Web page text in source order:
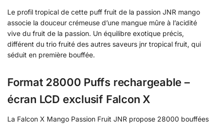
Le profil tropical de cette puff fruit de la passion JNR mango
associe la douceur crémeuse d’une mangue mûre à l’acidité
vive du fruit de la passion. Un équilibre exotique précis,
différent du trio fruité des autres saveurs jnr tropical fruit, qui
séduit en première bouffée.
Format 28000 Puffs rechargeable –
écran LCD exclusif Falcon X
La Falcon X Mango Passion Fruit JNR propose 28000 bouffées